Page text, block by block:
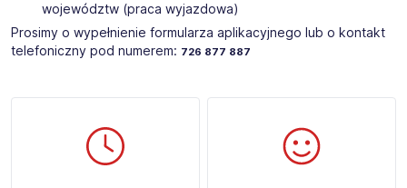
województw (praca wyjazdowa)
Prosimy o wypełnienie formularza aplikacyjnego lub o kontakt
telefoniczny pod numerem: 726 877 887